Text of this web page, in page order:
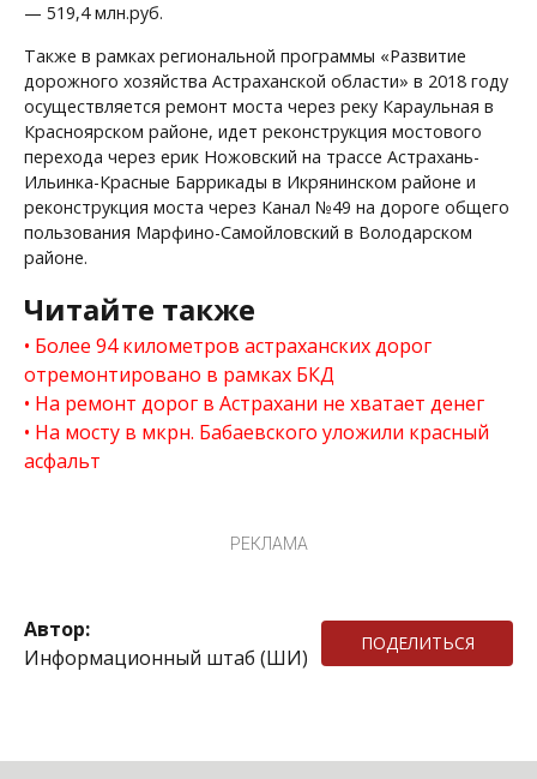
— 519,4 млн.руб.
Также в рамках региональной программы «Развитие
дорожного хозяйства Астраханской области» в 2018 году
осуществляется ремонт моста через реку Караульная в
Красноярском районе, идет реконструкция мостового
перехода через ерик Ножовский на трассе Астрахань-
Ильинка-Красные Баррикады в Икрянинском районе и
реконструкция моста через Канал №49 на дороге общего
пользования Марфино-Самойловский в Володарском
районе.
Читайте также
Более 94 километров астраханских дорог
отремонтировано в рамках БКД
На ремонт дорог в Астрахани не хватает денег
На мосту в мкрн. Бабаевского уложили красный
асфальт
РЕКЛАМА
Автор:
Информационный штаб (ШИ)
ПОДЕЛИТЬСЯ